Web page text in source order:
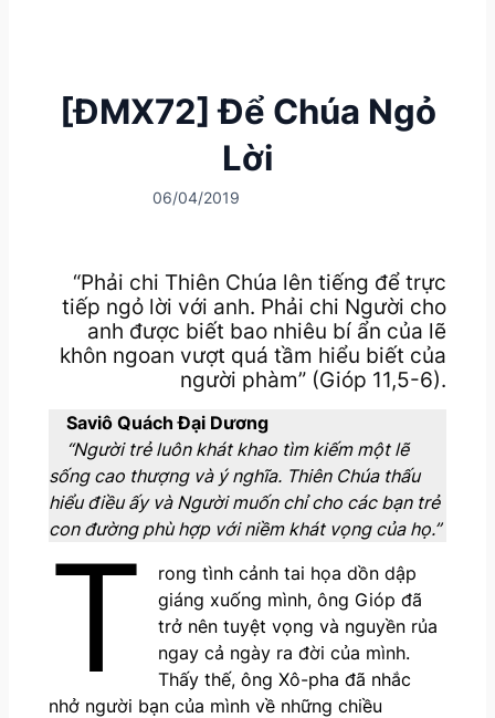
[ĐMX72] Để Chúa Ngỏ
Lời
06/04/2019
“Phải chi Thiên Chúa lên tiếng để trực
tiếp ngỏ lời với anh. Phải chi Người cho
anh được biết bao nhiêu bí ẩn của lẽ
khôn ngoan vượt quá tầm hiểu biết của
người phàm” (Gióp 11,5-6).
Saviô Quách Đại Dương
“Người trẻ luôn khát khao tìm kiếm một lẽ
sống cao thượng và ý nghĩa. Thiên Chúa thấu
hiểu điều ấy và Người muốn chỉ cho các bạn trẻ
con đường phù hợp với niềm khát vọng của họ.”
T
rong tình cảnh tai họa dồn dập
giáng xuống mình, ông Gióp đã
trở nên tuyệt vọng và nguyền rủa
ngay cả ngày ra đời của mình.
Thấy thế, ông Xô-pha đã nhắc
nhở người bạn của mình về những chiều